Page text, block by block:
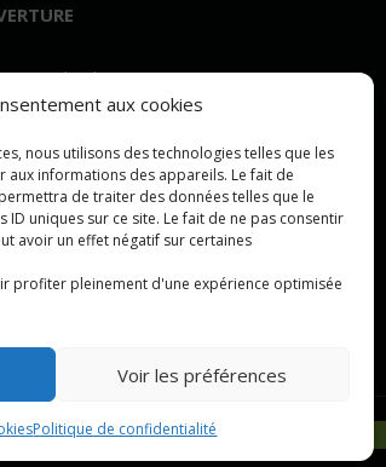
aux cookies
nous utilisons des technologies telles que les
informations des appareils. Le fait de
de traiter des données telles que le
uniques sur ce site. Le fait de ne pas consentir
avoir un effet négatif sur certaines
profiter pleinement d'une expérience optimisée
Voir les préférences
Politique de confidentialité
vendredi
: